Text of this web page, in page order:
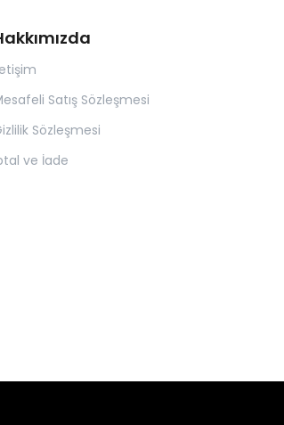
Satış Sözleşmesi
Sözleşmesi
ve İade